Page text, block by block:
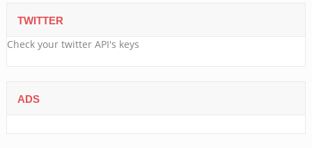
TWITTER
Check your twitter API's keys
ADS